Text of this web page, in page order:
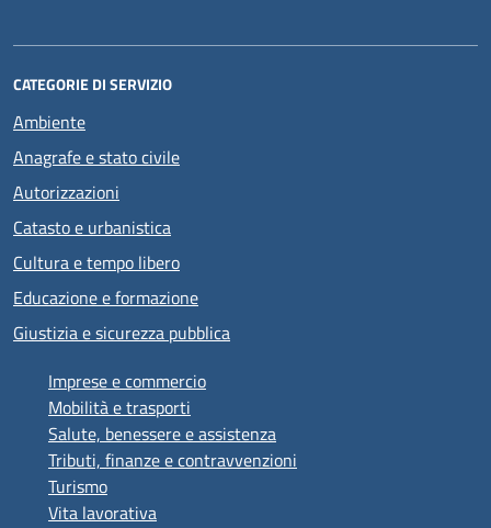
CATEGORIE DI SERVIZIO
Ambiente
Anagrafe e stato civile
Autorizzazioni
Catasto e urbanistica
Cultura e tempo libero
Educazione e formazione
Giustizia e sicurezza pubblica
Imprese e commercio
Mobilità e trasporti
Salute, benessere e assistenza
Tributi, finanze e contravvenzioni
Turismo
Vita lavorativa